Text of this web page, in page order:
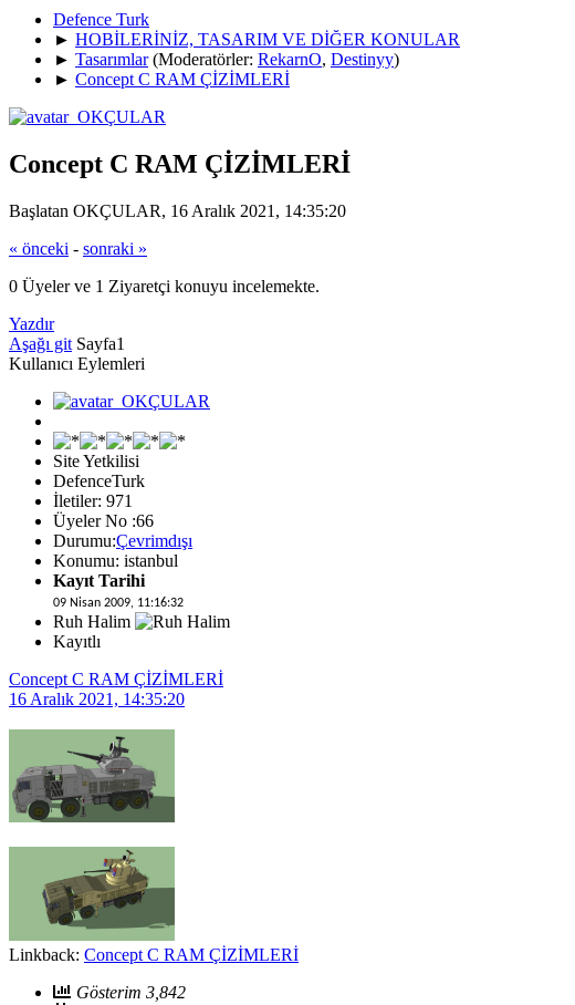
Defence Turk
► HOBİLERİNİZ, TASARIM VE DİĞER KONULAR
► Tasarımlar (Moderatörler: RekarnO, Destinyy)
► Concept C RAM ÇİZİMLERİ
Concept C RAM ÇİZİMLERİ
Başlatan OKÇULAR, 16 Aralık 2021, 14:35:20
« önceki - sonraki »
0 Üyeler ve 1 Ziyaretçi konuyu incelemekte.
Yazdır
Aşağı git Sayfa1
Kullanıcı Eylemleri
Site Yetkilisi
DefenceTurk
İletiler: 971
Üyeler No :66
Durumu:Çevrimdışı
Konumu: istanbul
Kayıt Tarihi
09 Nisan 2009, 11:16:32
Ruh Halim
Kayıtlı
Concept C RAM ÇİZİMLERİ
16 Aralık 2021, 14:35:20
Linkback: Concept C RAM ÇİZİMLERİ
Gösterim 3,842